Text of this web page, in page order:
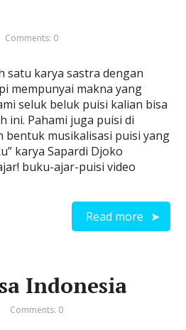
Comments: 0
satu karya sastra dengan
mempunyai makna yang
seluk beluk puisi kalian bisa
ini. Pahami juga puisi di
bentuk musikalisasi puisi yang
karya Sapardi Djoko
buku-ajar-puisi video
Read more
Indonesia
Comments: 0